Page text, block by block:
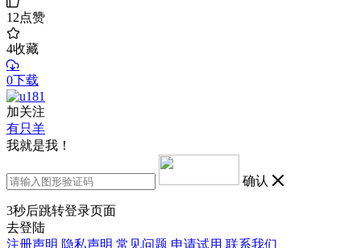
12点赞
4收藏
0下载
加关注
有只羊
我就是我！
确认
3秒后跳转登录页面
去登陆
注册声明 隐私声明 常见问题 申请试用 联系我们